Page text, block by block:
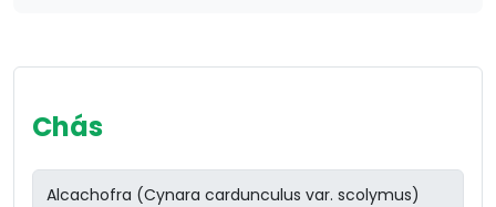
Chás
Alcachofra (Cynara cardunculus var. scolymus)